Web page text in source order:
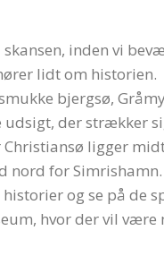
inden vi
lidt om historien.
bjergsø,
udsigt, der strækker
Christiansø ligger
nord for Simrishamn.
og se på de
hvor der vil